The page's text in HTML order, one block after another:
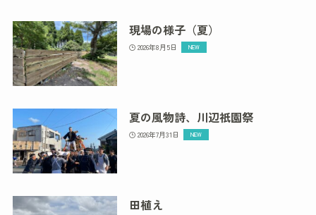
現場の様子（夏）
2026年8月5日
夏の風物詩、川辺祇園祭
2026年7月31日
田植え